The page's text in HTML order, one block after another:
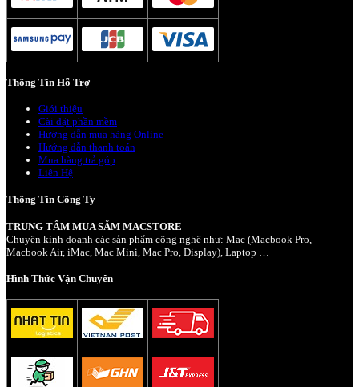
Thông Tin Hỗ Trợ
Giới thiệu
Cài đặt phần mềm
Hướng dẫn mua hàng Online
Hướng dẫn thanh toán
Mua hàng trả góp
Liên Hệ
Thông Tin Công Ty
TRUNG TÂM MUA SẮM MACSTORE
Chuyên kinh doanh các sản phẩm công nghệ như: Mac (Macbook Pro,
Macbook Air, iMac, Mac Mini, Mac Pro, Display), Laptop …
Hình Thức Vận Chuyển